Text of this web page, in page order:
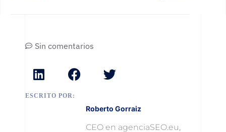
Sin comentarios
ESCRITO POR:
Roberto Gorraiz
CEO en agenciaSEO.eu,